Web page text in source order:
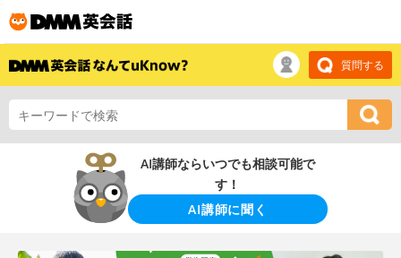
質問する
AI講師ならいつでも相談可能で
す！
AI講師に聞く